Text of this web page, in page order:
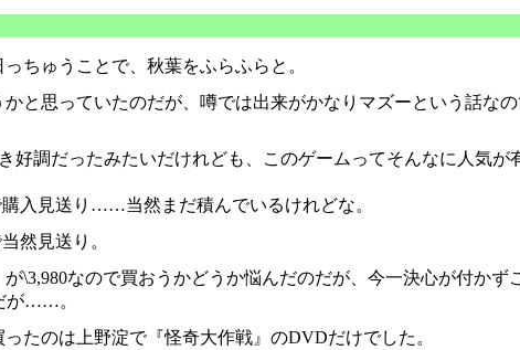
ちゅうことで、秋葉をふらふらと。
と思っていたのだが、噂では出来がかなりマズーという話な
好調だったみたいだけれども、このゲームってそんなに人気
入見送り……当然まだ積んでいるけれどな。
然見送り。
\3,980なので買おうかどうか悩んだのだが、今一決心が付かず
が……。
たのは上野淀で『怪奇大作戦』のDVDだけでした。